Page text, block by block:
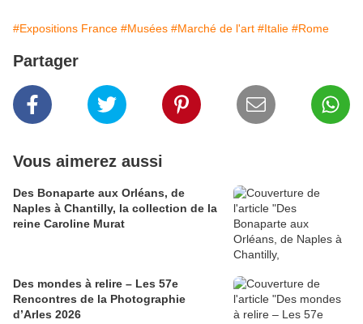
#Expositions France #Musées #Marché de l'art #Italie #Rome
Partager
Vous aimerez aussi
Des Bonaparte aux Orléans, de
Naples à Chantilly, la collection de la
reine Caroline Murat
Des mondes à relire – Les 57e
Rencontres de la Photographie
d’Arles 2026